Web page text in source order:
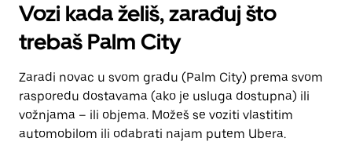
Vozi kada želiš, zarađuj što
trebaš Palm City
Zaradi novac u svom gradu (Palm City) prema svom
rasporedu dostavama (ako je usluga dostupna) ili
vožnjama – ili objema. Možeš se voziti vlastitim
automobilom ili odabrati najam putem Ubera.